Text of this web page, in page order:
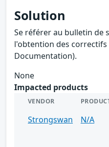
Solution
Se référer au bulletin de
l'obtention des correctifs
Documentation).
None
Impacted products
VENDOR
Strongswan N/A